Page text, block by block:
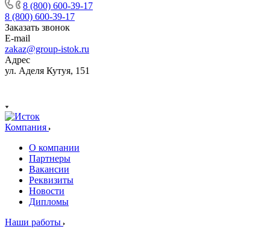
8 (800) 600-39-17
8 (800) 600-39-17
Заказать звонок
E-mail
zakaz@group-istok.ru
Адрес
ул. Аделя Кутуя, 151
Компания
О компании
Партнеры
Вакансии
Реквизиты
Новости
Дипломы
Наши работы